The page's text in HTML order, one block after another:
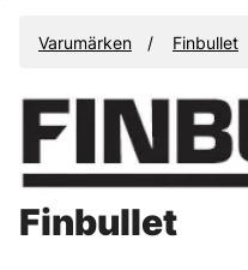
Varumärken Finbullet
Finbullet